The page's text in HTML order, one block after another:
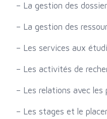
– La gestion des
– La gestion des
– Les services aux
– Les activités de
– Les relations avec
– Les stages et le